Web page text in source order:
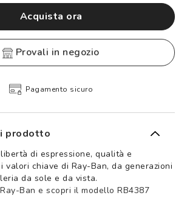
Acquista ora
provali in negozio
Pagamento sicuro
prodotto
di espressione, qualità e
valori chiave di Ray-Ban, da generazioni
da sole e da vista.
Ban e scopri il modello RB4387